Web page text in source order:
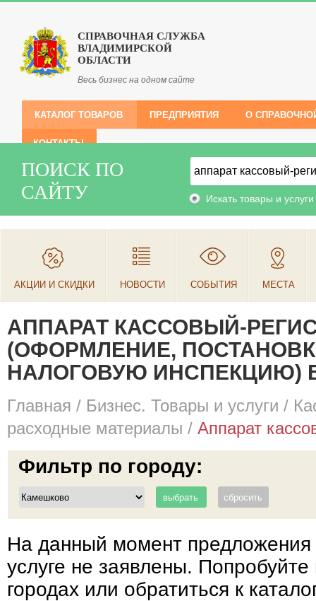
СПРАВОЧНАЯ СЛУЖБА
ВЛАДИМИРСКОЙ
ОБЛАСТИ
Весь бизнес на одном сайте
КАТАЛОГ ТОВАРОВ ПРЕДПРИЯТИЯ О
КОНТАКТЫ
ПОИСК ПО
САЙТУ
Искать товары и услуги
АКЦИИ И СКИДКИ НОВОСТИ СОБЫТИЯ МЕСТА
АППАРАТ КАССОВЫЙ-
(ОФОРМЛЕНИЕ,
НАЛОГОВУЮ ИНСПЕКЦИЮ)
Главная / Бизнес. Товары и услуги /
расходные материалы /Аппарат
Фильтр по городу:
На данный момент предложения
услуге не заявлены. Попробуйте
городах или обратиться к